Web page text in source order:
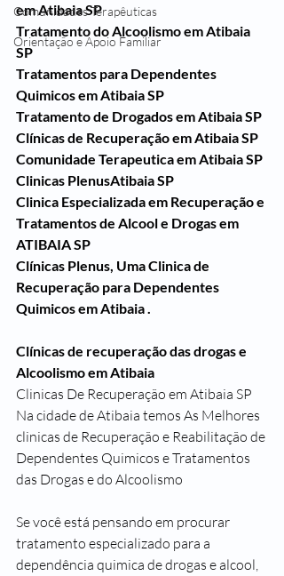
Comunidades Terapêuticas
Orientação e Apoio Familiar
em Atibaia SP
Tratamento do Alcoolismo em Atibaia
SP
Tratamentos para Dependentes
Quimicos em Atibaia SP
Tratamento de Drogados em Atibaia SP
Clínicas de Recuperação em Atibaia SP
Comunidade Terapeutica em Atibaia SP
Clinicas PlenusAtibaia SP
Clinica Especializada em Recuperação e
Tratamentos de Alcool e Drogas em
ATIBAIA SP
Clínicas Plenus, Uma Clinica de
Recuperação para Dependentes
Quimicos em Atibaia .
Clínicas de recuperação das drogas e
Alcoolismo em Atibaia
Clinicas De Recuperação em Atibaia SP
Na cidade de Atibaia temos As Melhores
clinicas de Recuperação e Reabilitação de
Dependentes Quimicos e Tratamentos
das Drogas e do Alcoolismo
Se você está pensando em procurar
tratamento especializado para a
dependência quimica de drogas e alcool,